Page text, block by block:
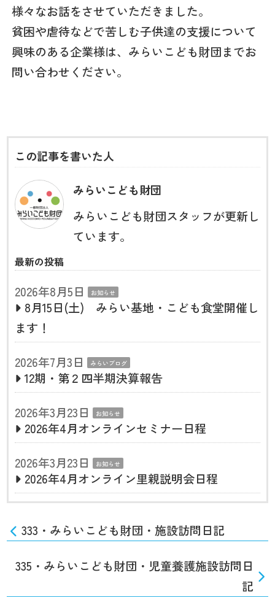
様々なお話をさせていただきました。
貧困や虐待などで苦しむ子供達の支援について
興味のある企業様は、みらいこども財団までお
問い合わせください。
この記事を書いた人
みらいこども財団
みらいこども財団スタッフが更新し
ています。
最新の投稿
2026年8月5日 お知らせ
8月15日(土) みらい基地・こども食堂開催し
ます！
2026年7月3日
みらいブログ
12期・第２四半期決算報告
2026年3月23日
お知らせ
2026年4月オンラインセミナー日程
2026年3月23日
お知らせ
2026年4月オンライン里親説明会日程
333・みらいこども財団・施設訪問日記
335・みらいこども財団・児童養護施設訪問日
記